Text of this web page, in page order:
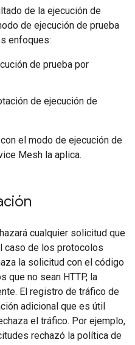
de la ejecución de
de ejecución de prueba
enfoques:
de prueba por
de ejecución de
el modo de ejecución de
Mesh la aplica.
cualquier solicitud que
caso de los protocolos
la solicitud con el código
que no sean HTTP, la
El registro de tráfico de
adicional que es útil
el tráfico. Por ejemplo,
rechazó la política de